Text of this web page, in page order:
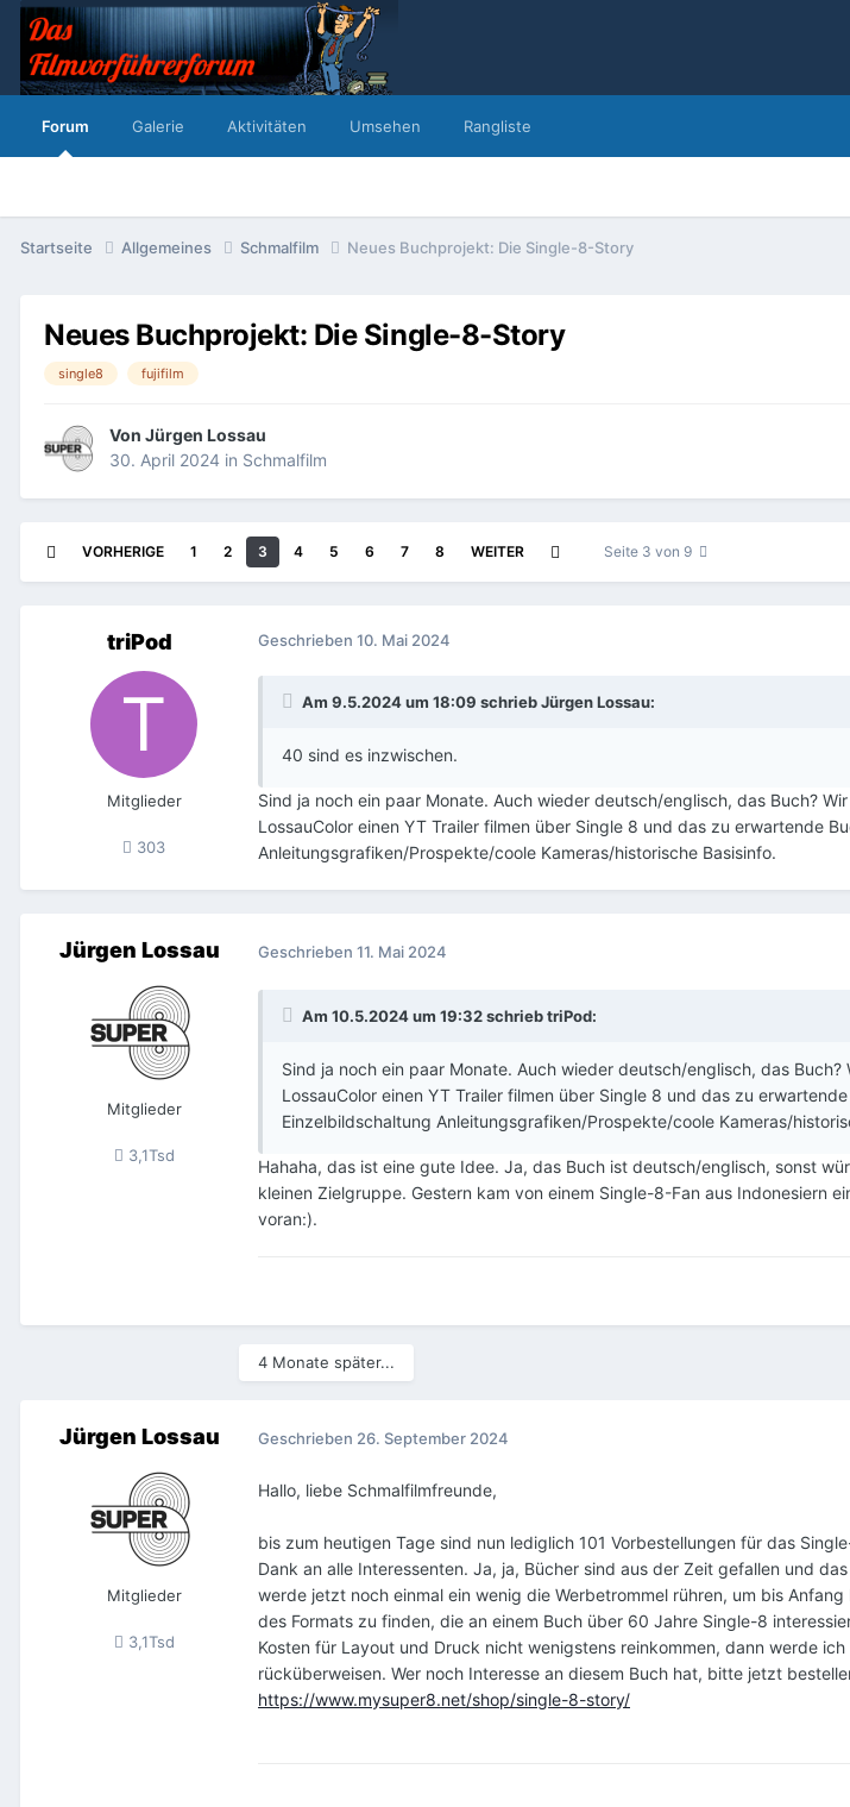
Forum Galerie Aktivitäten Umsehen Rangliste
Startseite Allgemeines Schmalfilm Neues Buchprojekt: Die Single-8-Story
Neues Buchprojekt: Die Single-8-Story
single8 fujifilm
Von Jürgen Lossau
30. April 2024 in Schmalfilm
VORHERIGE 1 2 3 4 5 6 7 8 WEITER Seite 3 von 9
triPod
Mitglieder
303
Geschrieben 10. Mai 2024
Am 9.5.2024 um 18:09 schriebJürgen Lossau:
40 sind es inzwischen.
Sind ja noch ein paar Monate. Auch wieder deutsch/englisch, das Buch?
LossauColor einen YT Trailer filmen über Single 8 und das zu erwartende
Anleitungsgrafiken/Prospekte/coole Kameras/historische Basisinfo.
Jürgen Lossau
Mitglieder
3,1Tsd
Geschrieben 11. Mai 2024
Am 10.5.2024 um 19:32 schriebtriPod:
Sind ja noch ein paar Monate. Auch wieder deutsch/englisch, das Buch?
LossauColor einen YT Trailer filmen über Single 8 und das zu
Einzelbildschaltung Anleitungsgrafiken/Prospekte/coole Kameras/
Hahaha, das ist eine gute Idee. Ja, das Buch ist deutsch/englisch, sonst
kleinen Zielgruppe. Gestern kam von einem Single-8-Fan aus Indonesiern
voran:).
4 Monate später...
Jürgen Lossau
Mitglieder
3,1Tsd
Geschrieben 26. September 2024
Hallo, liebe Schmalfilmfreunde,
bis zum heutigen Tage sind nun lediglich 101 Vorbestellungen für das
Dank an alle Interessenten. Ja, ja, Bücher sind aus der Zeit gefallen und
werde jetzt noch einmal ein wenig die Werbetrommel rühren, um bis
des Formats zu finden, die an einem Buch über 60 Jahre Single-8
Kosten für Layout und Druck nicht wenigstens reinkommen, dann werde
rücküberweisen. Wer noch Interesse an diesem Buch hat, bitte jetzt
https://www.mysuper8.net/shop/single-8-story/